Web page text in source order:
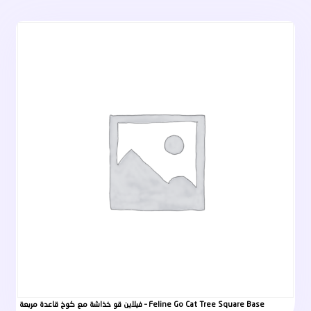
فيلاين قو خذاشة مع كوخ قاعدة مربعة – Feline Go Cat Tree Square Base